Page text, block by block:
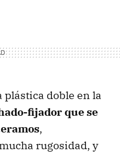
plástica doble en la
fijador que se
,
rugosidad, y